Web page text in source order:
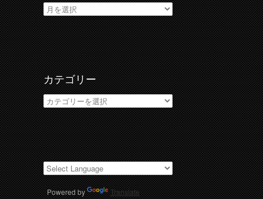
ア
ー
カ
イ
ブ
カテゴリー
カ
テ
ゴ
リ
ー
Powered by Translate